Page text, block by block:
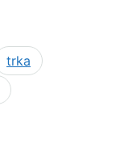
trka